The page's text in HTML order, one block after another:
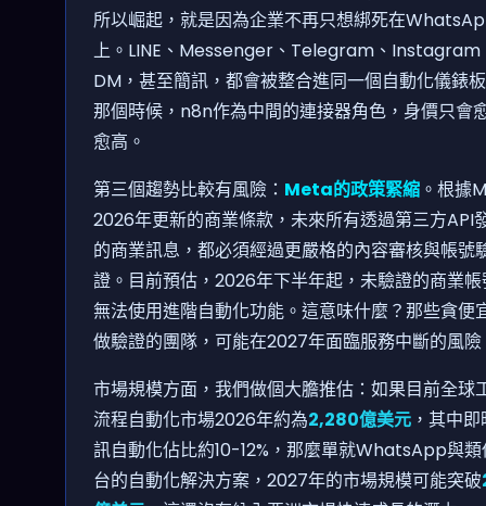
所以崛起，就是因為企業不再只想綁死在
上。LINE、Messenger、Telegram、Instagram
DM，甚至簡訊，都會被整合進同一個自動化儀錶
那個時候，n8n作為中間的連接器角色，身價只會
愈高。
第三個趨勢比較有風險： Meta的政策緊縮 。根據
2026年更新的商業條款，未來所有透過第三方API
的商業訊息，都必須經過更嚴格的內容審核與帳號
證。目前預估，2026年下半年起，未驗證的商業
無法使用進階自動化功能。這意味什麼？那些貪便
做驗證的團隊，可能在2027年面臨服務中斷的風險
市場規模方面，我們做個大膽推估：如果目前全球
流程自動化市場2026年約為2,280億美元 ，其中
訊自動化佔比約10-12%，那麼單就WhatsApp與類
台的自動化解決方案，2027年的市場規模可能突破